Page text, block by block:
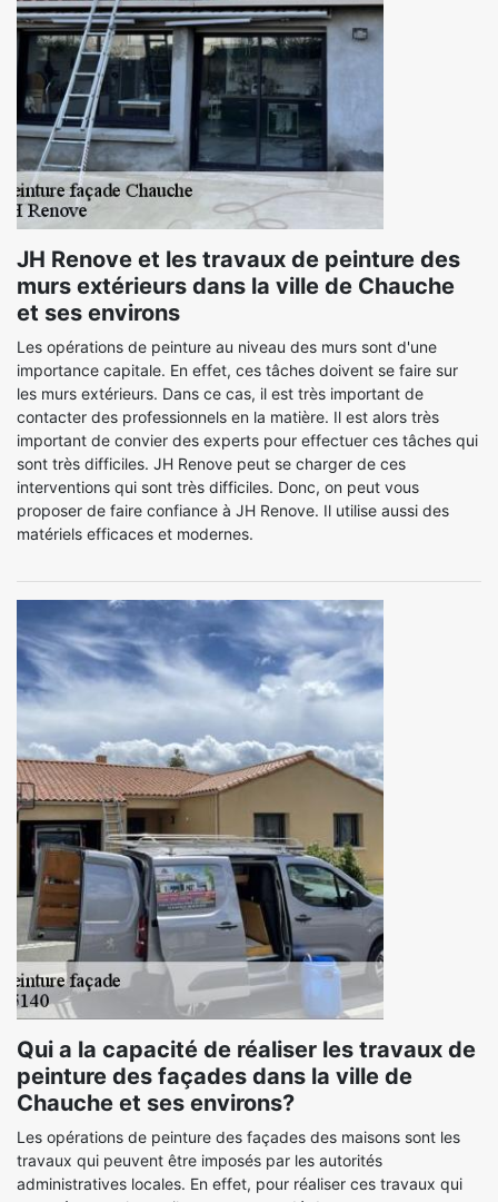
JH Renove et les travaux de peinture des
murs extérieurs dans la ville de Chauche
et ses environs
Les opérations de peinture au niveau des murs sont d'une
importance capitale. En effet, ces tâches doivent se faire sur
les murs extérieurs. Dans ce cas, il est très important de
contacter des professionnels en la matière. Il est alors très
important de convier des experts pour effectuer ces tâches qui
sont très difficiles. JH Renove peut se charger de ces
interventions qui sont très difficiles. Donc, on peut vous
proposer de faire confiance à JH Renove. Il utilise aussi des
matériels efficaces et modernes.
Qui a la capacité de réaliser les travaux de
peinture des façades dans la ville de
Chauche et ses environs?
Les opérations de peinture des façades des maisons sont les
travaux qui peuvent être imposés par les autorités
administratives locales. En effet, pour réaliser ces travaux qui